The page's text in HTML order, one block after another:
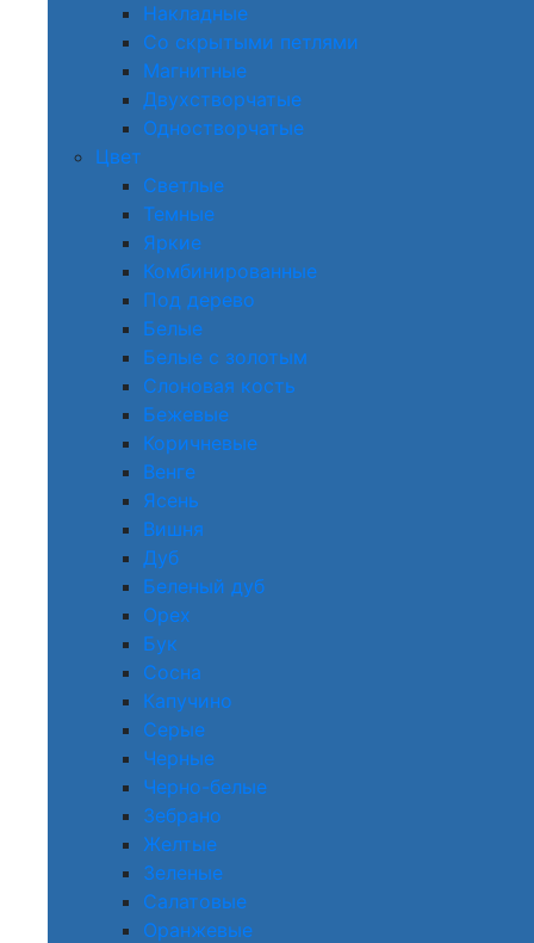
Накладные
Со скрытыми петлями
Магнитные
Двухстворчатые
Одностворчатые
Цвет
Светлые
Темные
Яркие
Комбинированные
Под дерево
Белые
Белые с золотым
Слоновая кость
Бежевые
Коричневые
Венге
Ясень
Вишня
Дуб
Беленый дуб
Орех
Бук
Сосна
Капучино
Серые
Черные
Черно-белые
Зебрано
Желтые
Зеленые
Салатовые
Оранжевые